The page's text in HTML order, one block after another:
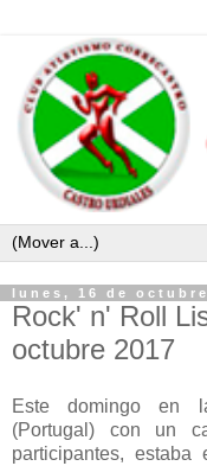
lunes, 16 de
Rock' n' Roll
octubre 2017
Este domingo en
(Portugal) con un
participantes,